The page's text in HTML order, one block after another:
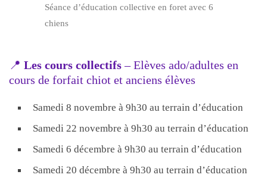
Séance d’éducation collective en foret avec 6
chiens
📍 Les cours collectifs– Elèves ado/adultes en
cours de forfait chiot et anciens élèves
Samedi 8 novembre à 9h30 au terrain d’éducation
Samedi 22 novembre à 9h30 au terrain d’éducation
Samedi 6 décembre à 9h30 au terrain d’éducation
Samedi 20 décembre à 9h30 au terrain d’éducation